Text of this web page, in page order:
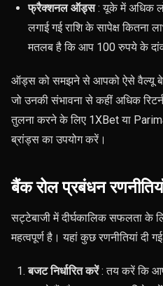
फ्रैक्शनल ऑड्स: यूके में अधिक
लगाई गई राशि के सापेक्ष
मतलब है कि आप 100 रुपये के
ऑड्स को समझने से आपको ऐसे वैल्यू
जो उनकी संभावना से कहीं अधिक
तुलना करने के लिए 1XBet या
ब्रांड्स का उपयोग करें।
बैंक रोल प्रबंधन
सट्टेबाजी में दीर्घकालिक सफलता के
महत्वपूर्ण है। यहां कुछ रणनीतियां दी
बजट निर्धारित करें: तय करें कि आप